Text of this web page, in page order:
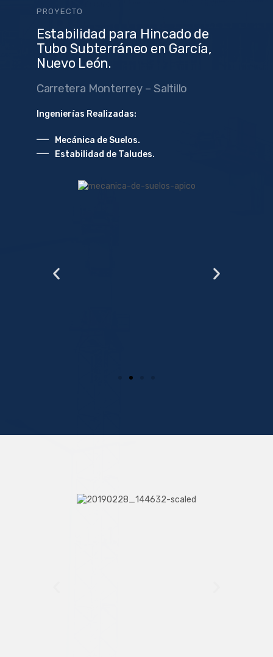
PROYECTO
Estabilidad para Hincado de
Tubo Subterráneo en García,
Nuevo León.
Carretera Monterrey – Saltillo
Ingenierías Realizadas:
Mecánica de Suelos.
Estabilidad de Taludes.